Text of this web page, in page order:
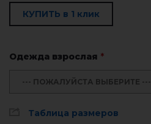
КУПИТЬ в 1 клик
Одежда взрослая *
--- ПОЖАЛУЙСТА ВЫБЕРИТЕ ---
Таблица размеров